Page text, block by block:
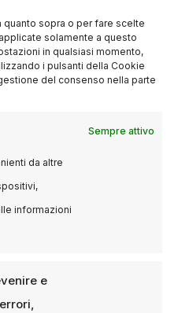
sopra o per fare scelte
solamente a questo
in qualsiasi momento,
i pulsanti della Cookie
del consenso nella parte
Sempre attivo
da altre
informazioni
e
dirigenti, non ha
testimoniando
incrollabile.«Si ha
– ripeteva – e
di bello lo devi
come simbolo di
in modo